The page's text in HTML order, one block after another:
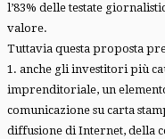
l’83% delle testate
valore.
Tuttavia questa proposta
1. anche gli investitori più
imprenditoriale, un
comunicazione su carta
diffusione di Internet, della